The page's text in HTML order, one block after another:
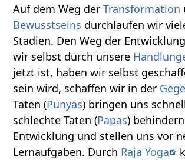
Auf dem Weg derTransformation
Bewusstseins durchlaufen wir
Stadien. Den Weg der
wir selbst durch unsere
jetzt ist, haben wir selbst
sein wird, schaffen wir in der
Taten (Punyas) bringen uns
schlechte Taten (Papas)
Entwicklung und stellen uns vor
Lernaufgaben. Durch Raja Yoga